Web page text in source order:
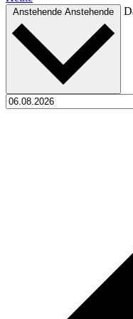
Anstehende Anstehende